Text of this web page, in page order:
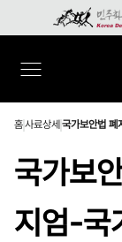
홈사료상세 국가보안법 폐
국가보
지엄-국